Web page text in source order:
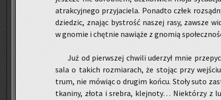
atrak­cyj­ne­go przy­ja­cie­la. Po­nad­to człek
dzie­dzic, zna­jąc by­strość na­szej rasy, za­wsze
w gno­mie i chęt­nie na­wią­że z gno­mią
Już od pierw­szej chwi­li ude­rzył mnie
sala o ta­kich roz­mia­rach, że sto­jąc przy
trum, nie mó­wiąc o dru­gim końcu. Stoły suto
tka­ni­ny, złota i sre­bra, klej­no­ty… Nie­któ­rzy z